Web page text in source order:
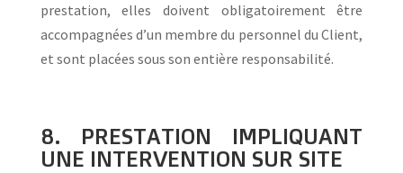
prestation, elles doivent obligatoirement être
accompagnées d’un membre du personnel du Client,
et sont placées sous son entière responsabilité.
8. PRESTATION IMPLIQUANT
UNE INTERVENTION SUR SITE